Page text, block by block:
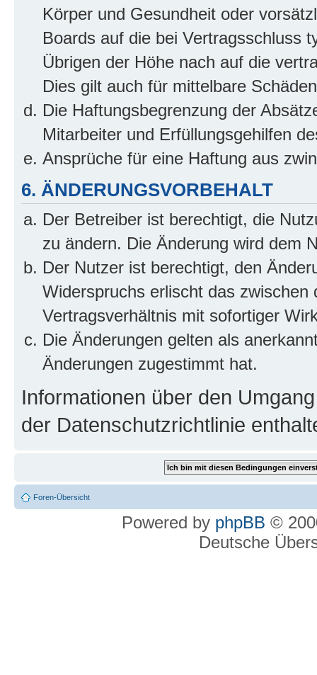
Körper und Gesundheit oder
Boards auf die bei Vertragsschluss
Übrigen der Höhe nach auf die
Dies gilt auch für mittelbare
Die Haftungsbegrenzung der
Mitarbeiter und Erfüllungsgehilfen
Ansprüche für eine Haftung aus
6. ÄNDERUNGSVORBEHALT
Der Betreiber ist berechtigt, die
zu ändern. Die Änderung wird dem
Der Nutzer ist berechtigt, den
Widerspruchs erlischt das
Vertragsverhältnis mit sofortiger
Die Änderungen gelten als
Änderungen zugestimmt hat.
Informationen über den
der Datenschutzrichtlinie
Foren-Übersicht
Powered by phpBB ©
Deutsche